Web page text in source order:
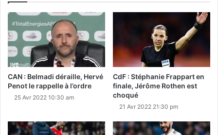
CAN : Belmadi déraille, Hervé
Penot le rappelle à l’ordre
25 Avr 2022 10:30 am
CdF : Stéphanie Frappart en
finale, Jérôme Rothen est
choqué
21 Avr 2022 21:30 pm